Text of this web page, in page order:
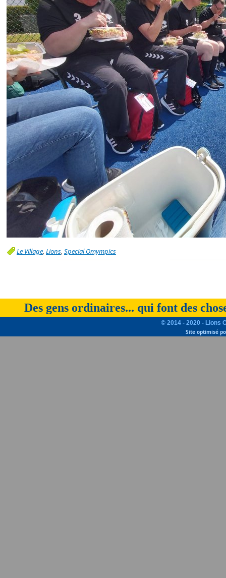
Le Village, Lions, Special Omympics
Des gens ordinaires... qui font des
© 2014 - 2020 - Lions
Site optimisé